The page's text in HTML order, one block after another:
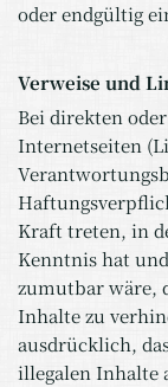
oder endgültig
Verweise und
Bei direkten
Internetseiten
Kraft treten, in
Kenntnis hat
zumutbar wäre,
Inhalte zu
ausdrücklich,
illegalen Inhalte